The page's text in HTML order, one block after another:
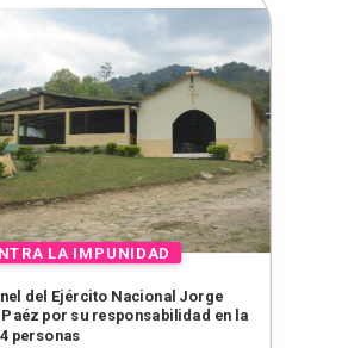
del Ejército Nacional Jorge
por su responsabilidad en la
personas